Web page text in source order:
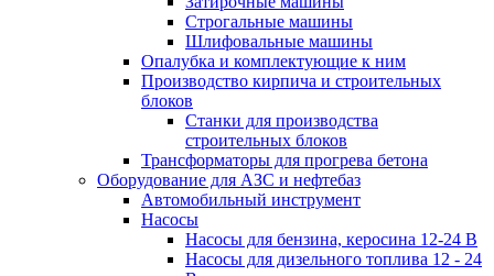
Строгальные машины
Шлифовальные машины
Опалубка и комплектующие к ним
Производство кирпича и строительных
блоков
Cтанки для производства
строительных блоков
Трансформаторы для прогрева бетона
Оборудование для АЗС и нефтебаз
Автомобильный инструмент
Насосы
Насосы для бензина, керосина 12-24 В
Насосы для дизельного топлива 12 - 24